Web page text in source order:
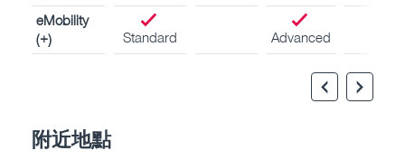
eMobility
(+)
Standard Advanced
附近地點